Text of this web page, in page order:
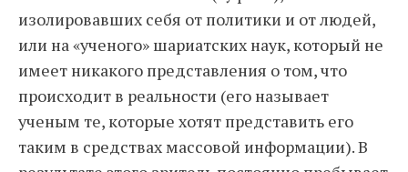
изолировавших себя от политики и от людей,
или на «ученого» шариатских наук, который не
имеет никакого представления о том, что
происходит в реальности (его называет
ученым те, которые хотят представить его
таким в средствах массовой информации). В